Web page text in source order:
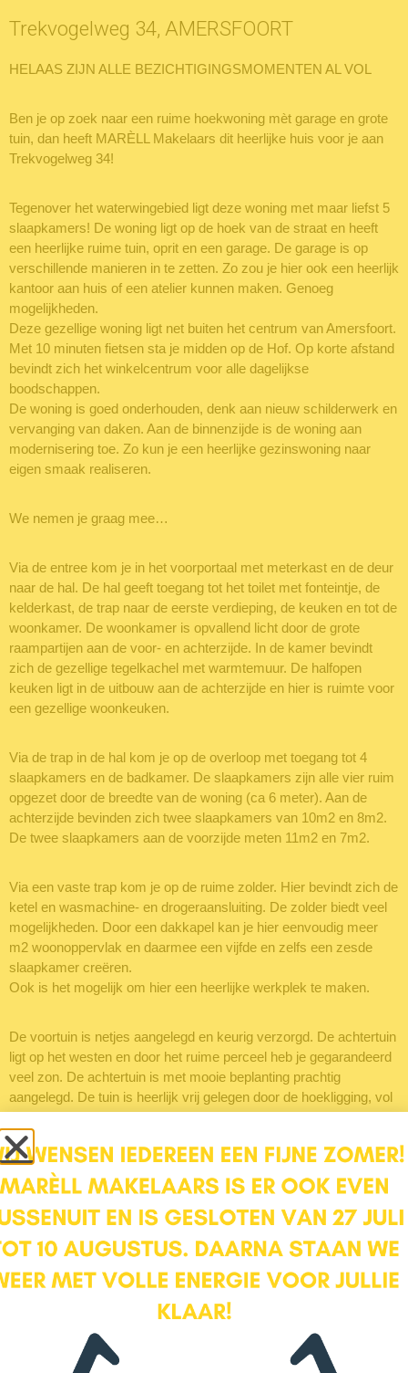
Trekvogelweg 34, AMERSFOORT
HELAAS ZIJN ALLE BEZICHTIGINGSMOMENTEN AL VOL
Ben je op zoek naar een ruime hoekwoning mèt garage en grote
tuin, dan heeft MARÈLL Makelaars dit heerlijke huis voor je aan
Trekvogelweg 34!
Tegenover het waterwingebied ligt deze woning met maar liefst 5
slaapkamers! De woning ligt op de hoek van de straat en heeft
een heerlijke ruime tuin, oprit en een garage. De garage is op
verschillende manieren in te zetten. Zo zou je hier ook een heerlijk
kantoor aan huis of een atelier kunnen maken. Genoeg
mogelijkheden.
Deze gezellige woning ligt net buiten het centrum van Amersfoort.
Met 10 minuten fietsen sta je midden op de Hof. Op korte afstand
bevindt zich het winkelcentrum voor alle dagelijkse
boodschappen.
De woning is goed onderhouden, denk aan nieuw schilderwerk en
vervanging van daken. Aan de binnenzijde is de woning aan
modernisering toe. Zo kun je een heerlijke gezinswoning naar
eigen smaak realiseren.
We nemen je graag mee…
Via de entree kom je in het voorportaal met meterkast en de deur
naar de hal. De hal geeft toegang tot het toilet met fonteintje, de
kelderkast, de trap naar de eerste verdieping, de keuken en tot de
woonkamer. De woonkamer is opvallend licht door de grote
raampartijen aan de voor- en achterzijde. In de kamer bevindt
zich de gezellige tegelkachel met warmtemuur. De halfopen
keuken ligt in de uitbouw aan de achterzijde en hier is ruimte voor
een gezellige woonkeuken.
Via de trap in de hal kom je op de overloop met toegang tot 4
slaapkamers en de badkamer. De slaapkamers zijn alle vier ruim
opgezet door de breedte van de woning (ca 6 meter). Aan de
achterzijde bevinden zich twee slaapkamers van 10m2 en 8m2.
De twee slaapkamers aan de voorzijde meten 11m2 en 7m2.
Via een vaste trap kom je op de ruime zolder. Hier bevindt zich de
ketel en wasmachine- en drogeraansluiting. De zolder biedt veel
mogelijkheden. Door een dakkapel kan je hier eenvoudig meer
m2 woonoppervlak en daarmee een vijfde en zelfs een zesde
slaapkamer creëren.
Ook is het mogelijk om hier een heerlijke werkplek te maken.
De voortuin is netjes aangelegd en keurig verzorgd. De achtertuin
ligt op het westen en door het ruime perceel heb je gegarandeerd
veel zon. De achtertuin is met mooie beplanting prachtig
aangelegd. De tuin is heerlijk vrij gelegen door de hoekligging, vol
op privacy! Achterin de tuin bevindt zich een ruime berging die
ook via de achterom is te bereiken. Een perfecte plek voor fietsen
en tuingereedschap.
Naast de woning is een ruime garage met oprit gebouwd. Deze
kun je desgewenst ombouwen naar een kantoor aan huis, een
atelier/hobbyruimte of wellicht een ruime speelkamer voor de
Wat maakt Trekvogelweg 34 je nieuwe thuis:
– Vrije ligging aan de voor- en achterzijde
– Uitkijkend over het waterwingebied, heerlijk wandelen